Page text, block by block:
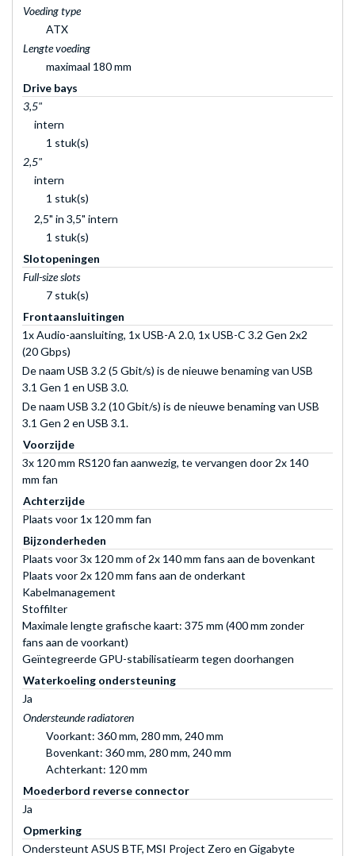
Voeding type
ATX
Lengte voeding
maximaal 180 mm
Drive bays
3,5"
intern
1 stuk(s)
2,5"
intern
1 stuk(s)
2,5" in 3,5" intern
1 stuk(s)
Slotopeningen
Full-size slots
7 stuk(s)
Frontaansluitingen
1x Audio-aansluiting, 1x USB-A 2.0, 1x USB-C 3.2 Gen 2x2
(20 Gbps)
De naam USB 3.2 (5 Gbit/s) is de nieuwe benaming van USB
3.1 Gen 1 en USB 3.0.
De naam USB 3.2 (10 Gbit/s) is de nieuwe benaming van USB
3.1 Gen 2 en USB 3.1.
Voorzijde
3x 120 mm RS120 fan aanwezig, te vervangen door 2x 140
mm fan
Achterzijde
Plaats voor 1x 120 mm fan
Bijzonderheden
Plaats voor 3x 120 mm of 2x 140 mm fans aan de bovenkant
Plaats voor 2x 120 mm fans aan de onderkant
Kabelmanagement
Stoffilter
Maximale lengte grafische kaart: 375 mm (400 mm zonder
fans aan de voorkant)
Geïntegreerde GPU-stabilisatiearm tegen doorhangen
Waterkoeling ondersteuning
Ja
Ondersteunde radiatoren
Voorkant: 360 mm, 280 mm, 240 mm
Bovenkant: 360 mm, 280 mm, 240 mm
Achterkant: 120 mm
Moederbord reverse connector
Ja
Opmerking
Ondersteunt ASUS BTF, MSI Project Zero en Gigabyte